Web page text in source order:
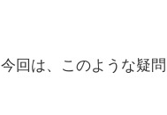
今回は、このような疑